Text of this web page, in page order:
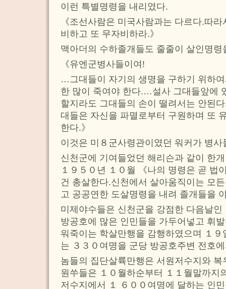
이런 특별명령을 내리였다.
《조선사람은 미국사람과는 다르다.따
비하고 또 무자비하라.》
맥아더의 수하졸개들도 줄줄이 살인명령
《유엔군병사들이여!
…그대들이 자기의 생명을 구하기 위하
한 많이 죽여야 한다.…설사 그대들앞에
할지라도 그대들의 손이 떨려서는 안된
대들은 자신을 파멸로부터 구원하며 또
한다.》
이것은 미８군사령관이였던 워커가 병
신천군에 기여들었던 해리슨과 같이 한
１９５０년 １０월 《나의 명령은 곧 법
건 총살한다.신천에서 살아움직이는 모
고 공공연한 도살명령을 내려 졸개들을
미제야수들은 신천군을 강점한 다음날
방공호에 많은 인민들을 가두어넣고 휘
워죽이는 학살만행을 감행하였으며 １
는 ３３０여명을 군당 방공호주변 전호
놈들의 집단살륙만행은 서원저수지와
원쑤들은 １０월하순부터 １１월말까지
저수지에서 １ ６００여명에 달하는 인